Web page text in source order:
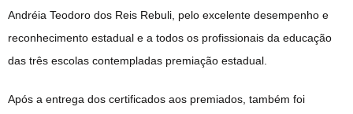
Andréia Teodoro dos Reis Rebuli, pelo excelente desempenho e
reconhecimento estadual e a todos os profissionais da educação
das três escolas contempladas premiação estadual.
Após a entrega dos certificados aos premiados, também foi